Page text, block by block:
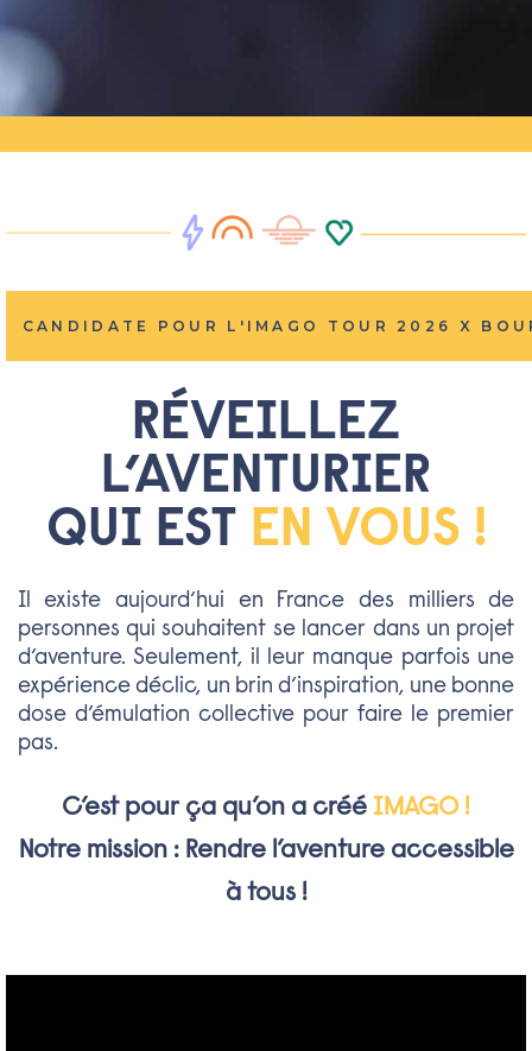
CANDIDATE POUR L'IMAGO TOUR 2026 X
RÉVEILLEZ
L’AVENTURIER
QUI EST EN VOUS !
Il existe aujourd’hui en France des milliers de
personnes qui souhaitent se lancer dans un projet
d’aventure. Seulement, il leur manque parfois une
expérience déclic, un brin d’inspiration, une bonne
dose d’émulation collective pour faire le premier
pas.
C’est pour ça qu’on a créé IMAGO !
Notre mission : Rendre l’aventure accessible
à tous !